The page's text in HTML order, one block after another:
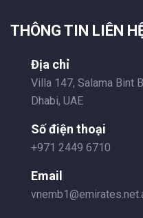
THÔNG TIN LIÊN
Địa chỉ
Villa 147, Salama Bint
Dhabi, UAE
Số điện thoại
+971 2449 6710
Email